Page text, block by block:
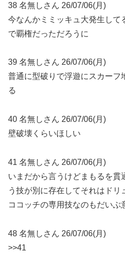
38 名無しさん 26/07/06(月)
今なんかミミッキュ大発生して
で覇権だっただろうに
39 名無しさん 26/07/06(月)
普通に型破りで浮遊にスカーフ
る
40 名無しさん 26/07/06(月)
壁破壊くらいほしい
41 名無しさん 26/07/06(月)
いまだから言うけどまもるを貫
う技が別に存在してそれはドリ
ココッチの専用技なのもだいぶ
48 名無しさん 26/07/06(月)
>>41